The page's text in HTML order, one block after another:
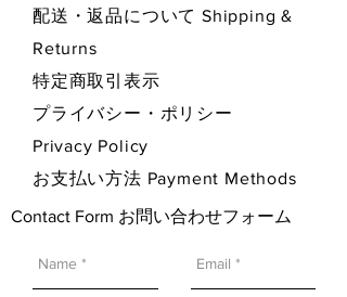
配送・返品について Shipping &
Returns
特定商取引表示
プライバシー・ポリシー
Privacy Policy
お支払い方法 Payment Methods
Contact Form お問い合わせフォーム